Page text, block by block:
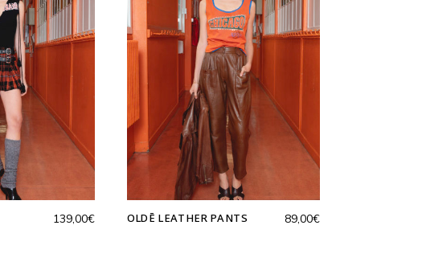
139,00€ OLDĒ LEATHER PANTS 89,00€